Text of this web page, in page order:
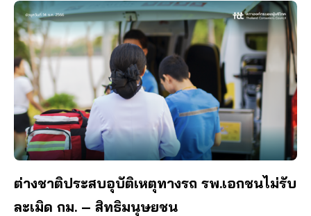
ต่างชาติประสบอุบัติเหตุทางรถ รพ.เอกชนไม่รับ
ละเมิด กม. – สิทธิมนุษยชน